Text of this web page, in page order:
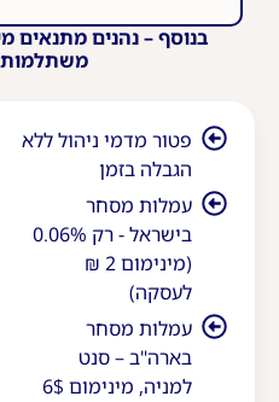
בנוסף – נהנים מתנאים
משתלמות
פטור מדמי ניהול ללא
הגבלה בזמן
עמלות מסחר
בישראל - רק 0.06%
(מינימום 2 ₪
לעסקה)
עמלות מסחר
בארה"ב – סנט
למניה, מינימום 6$